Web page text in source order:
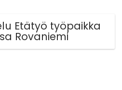
Etätyö työpaikka
Rovaniemi